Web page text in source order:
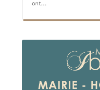
ont...